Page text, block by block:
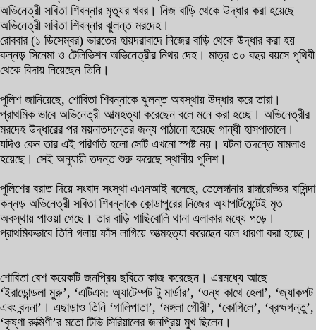
অভিনেত্রী সবিতা শিবন্নার মৃত্যুর খবর। নিজ বাড়ি থেকে উদ্ধার করা হয়েছে
অভিনেত্রী সবিতা শিবন্নার ঝুলন্ত মরদেহ।
রোববার (১ ডিসেম্বর) ভারতের হায়দরাবাদে নিজের বাড়ি থেকে উদ্ধার করা হয়
কন্নড় সিনেমা ও টেলিভিশন অভিনেত্রীর নিথর দেহ। মাত্র ৩০ বছর বয়সে পৃথিবী
থেকে বিদায় নিয়েছেন তিনি।
পুলিশ জানিয়েছে, শোবিতা শিবন্নাকে ঝুলন্ত অবস্থায় উদ্ধার করে তারা।
প্রাথমিক ভাবে অভিনেত্রী আত্মহত্যা করেছেন বলে মনে করা হচ্ছে। অভিনেত্রীর
মরদেহ উদ্ধারের পর ময়নাতদন্তের জন্য পাঠানো হয়েছে গান্ধী হাসপাতালে।
যদিও কেন তার এই পরিণতি হলো সেটি এখনো স্পষ্ট নয়। ঘটনা তদন্তে মামলাও
হয়েছে। সেই অনুযায়ী তদন্ত শুরু করেছে স্থানীয় পুলিশ।
পুলিশের বরাত দিয়ে সংবাদ সংস্থা এএনআই বলেছে, তেলেঙ্গানার রাঙ্গারেড্ডির বাসিন্দা
কন্নড় অভিনেত্রী সবিতা শিবন্নাকে কোন্ডাপুরের নিজের অ্যাপার্টমেন্টেই মৃত
অবস্থায় পাওয়া গেছে। তার বাড়ি গাছিবোলি থানা এলাকার মধ্যে পড়ে।
প্রাথমিকভাবে তিনি গলায় ফাঁস লাগিয়ে আত্মহত্যা করেছেন বলে ধারণা করা হচ্ছে।
শোবিতা বেশ কয়েকটি জনপ্রিয় ছবিতে কাজ করেছেন। এরমধ্যে আছে
‘ইরাডোন্ডলা মুরু’, ‘এটিএম: অ্যাটেম্পট টু মার্ডার’, ‘ওন্ধ কাথে হেলা’, ‘জ্যাকপট
এবং বন্দনা’। এছাড়াও তিনি ‘গালিপাতা’, ‘মঙ্গলা গৌরী’, ‘কোগিলে’, ‘ব্রহ্মগন্তু’,
‘কৃষ্ণা রুক্মিণী’র মতো টিভি সিরিয়ালের জনপ্রিয় মুখ ছিলেন।